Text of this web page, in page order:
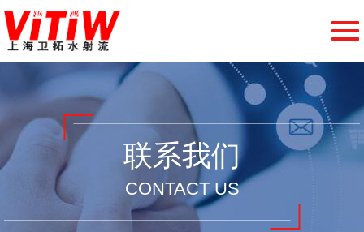
切
导
联系我们
CONTACT US